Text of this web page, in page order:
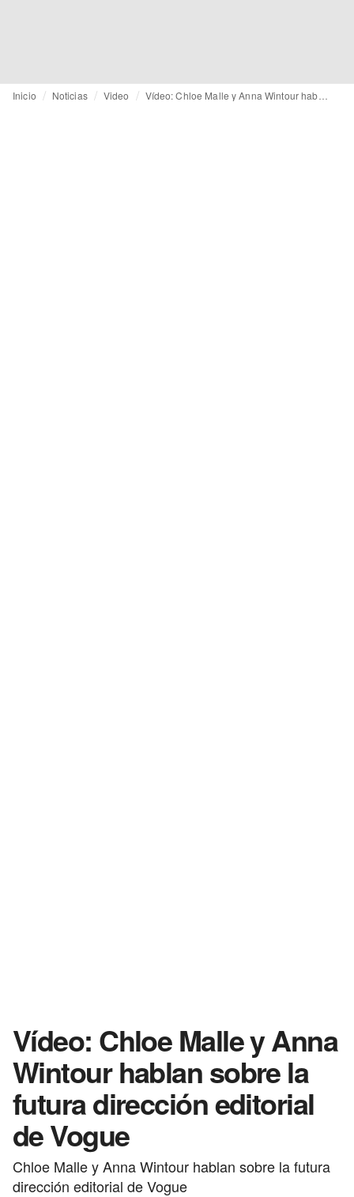
Inicio Noticias Video
Vídeo: Chloe Malle y Anna
Wintour hablan sobre la
futura dirección editorial
de Vogue
Chloe Malle y Anna Wintour hablan sobre la futura
dirección editorial de Vogue